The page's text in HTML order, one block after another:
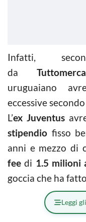
Infatti,
da
uruguaiano
eccessive
L’ex Juventus
stipendio fisso
anni e mezzo di
fee di 1.5 milioni
goccia che ha
Leggi